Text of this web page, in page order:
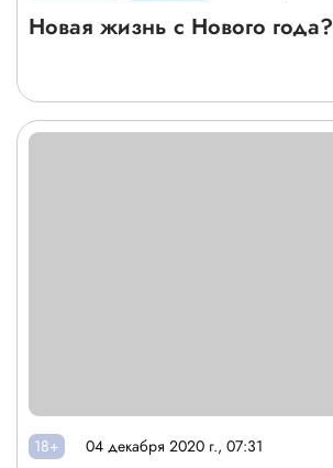
Новая жизнь с Нового года?
18+ 04 декабря 2020 г., 07:31